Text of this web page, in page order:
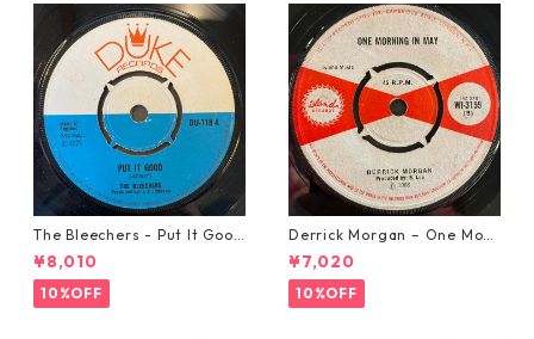
The Bleechers - Put It Good
【7-21637】
¥8,010
10%OFF
Derrick Morgan – One Morn
ing In May【7-21653】
¥7,020
10%OFF